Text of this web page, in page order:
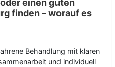
finden – worauf es
Behandlung mit klaren
und individuell